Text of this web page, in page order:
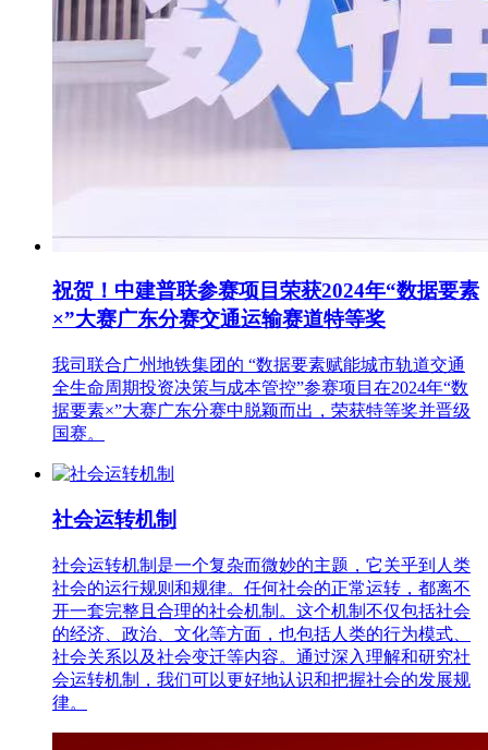
祝贺！中建普联参赛项目荣获2024年“数据要素
×”大赛广东分赛交通运输赛道特等奖
我司联合广州地铁集团的 “数据要素赋能城市轨道交通
全生命周期投资决策与成本管控”参赛项目在2024年“数
据要素×”大赛广东分赛中脱颖而出，荣获特等奖并晋级
国赛。
社会运转机制
社会运转机制是一个复杂而微妙的主题，它关乎到人类
社会的运行规则和规律。任何社会的正常运转，都离不
开一套完整且合理的社会机制。这个机制不仅包括社会
的经济、政治、文化等方面，也包括人类的行为模式、
社会关系以及社会变迁等内容。通过深入理解和研究社
会运转机制，我们可以更好地认识和把握社会的发展规
律。